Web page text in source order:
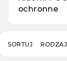
ochronne
SORTUJ